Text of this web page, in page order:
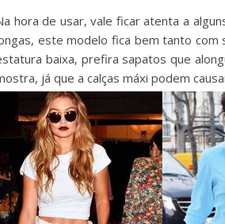
hora de usar, vale ficar atenta a
este modelo fica bem tanto
baixa, prefira sapatos que
já que a calças máxi podem